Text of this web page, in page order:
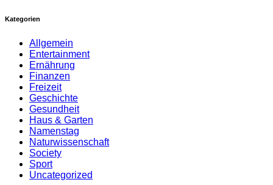
Kategorien
Allgemein
Entertainment
Ernährung
Finanzen
Freizeit
Geschichte
Gesundheit
Haus & Garten
Namenstag
Naturwissenschaft
Society
Sport
Uncategorized